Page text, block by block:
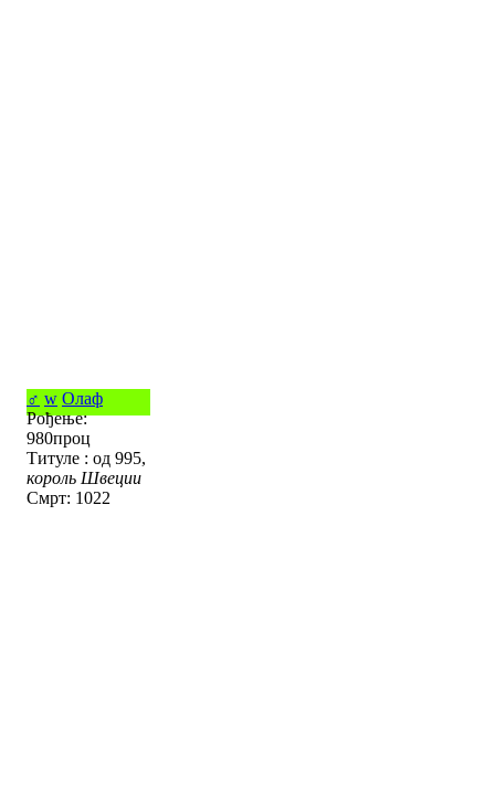
♂ w Олаф
Рођење:
980проц
Титуле : од 995,
король Швеции
Смрт: 1022